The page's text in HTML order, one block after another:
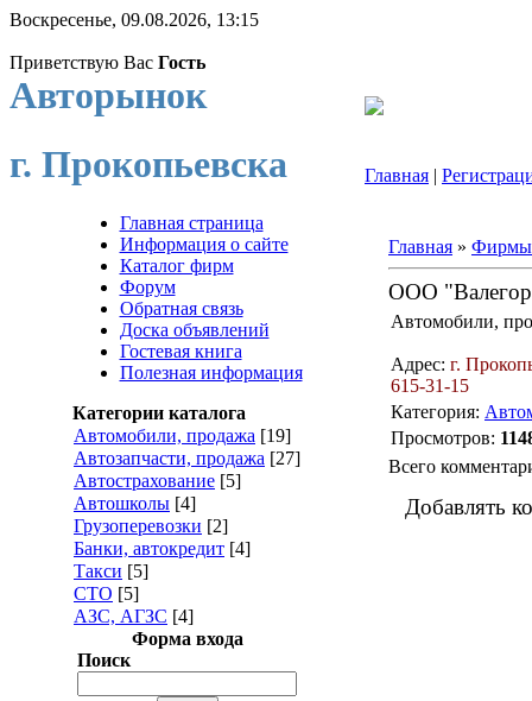
Воскресенье, 09.08.2026, 13:15
Приветствую Вас Гость
Авторынок
г. Прокопьевска
Главная |
Главная страница
Информация о сайте
Каталог фирм
Форум
Обратная связь
Доска объявлений
Гостевая книга
Полезная информация
Категории каталога
Автомобили, продажа [19]
Автозапчасти, продажа [27]
Автострахование [5]
Автошколы [4]
Грузоперевозки [2]
Банки, автокредит [4]
Такси [5]
СТО [5]
АЗС, АГЗС [4]
Форма входа
Поиск
Главная » Фирмы
ООО
Автомобили,
Адрес: г.
615-31-15
Категория:
Просмотров:
Всего
Добавлять